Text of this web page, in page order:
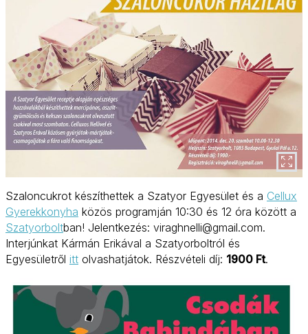
Szaloncukrot készíthettek a Szatyor Egyesület és a Cellux
Gyerekkonyha közös programján 10:30 és 12 óra között a
Szatyorboltban! Jelentkezés: viraghnelli@gmail.com.
Interjúnkat Kármán Erikával a Szatyorboltról és
Egyesületről itt olvashatjátok. Részvételi díj: 1900 Ft.